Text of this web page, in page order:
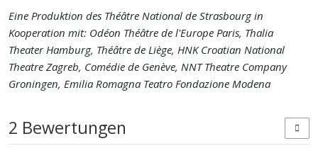
Eine Produktion des Théâtre National de Strasbourg in
Kooperation mit: Odéon Théâtre de l'Europe Paris, Thalia
Theater Hamburg, Théâtre de Liège, HNK Croatian National
Theatre Zagreb, Comédie de Genève, NNT Theatre Company
Groningen, Emilia Romagna Teatro Fondazione Modena
2 Bewertungen